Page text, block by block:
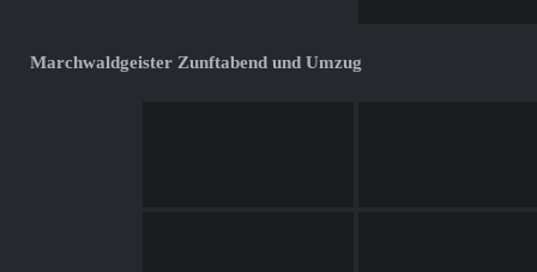
Marchwaldgeister Zunftabend und Umzug